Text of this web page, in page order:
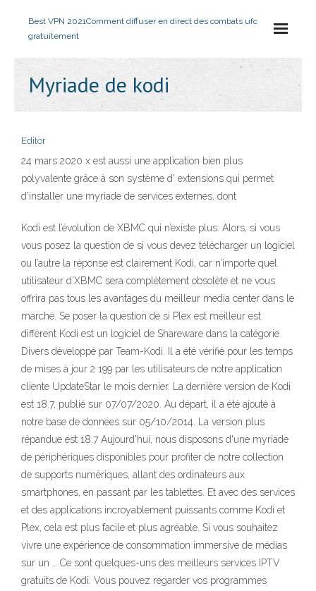
Best VPN 2021Comment diffuser en direct des combats ufc
gratuitement
Myriade de kodi
Editor
24 mars 2020 x est aussi une application bien plus
polyvalente grâce à son système d' extensions qui permet
d'installer une myriade de services externes, dont
Kodi est l’évolution de XBMC qui n’existe plus. Alors, si vous
vous posez la question de si vous devez télécharger un logiciel
ou l’autre la réponse est clairement Kodi, car n’importe quel
utilisateur d’XBMC sera complètement obsolète et ne vous
offrira pas tous les avantages du meilleur media center dans le
marché. Se poser la question de si Plex est meilleur est
différent Kodi est un logiciel de Shareware dans la catégorie
Divers développé par Team-Kodi. Il a été vérifié pour les temps
de mises à jour 2 199 par les utilisateurs de notre application
cliente UpdateStar le mois dernier. La dernière version de Kodi
est 18.7, publié sur 07/07/2020. Au départ, il a été ajouté à
notre base de données sur 05/10/2014. La version plus
répandue est 18.7 Aujourd'hui, nous disposons d'une myriade
de périphériques disponibles pour profiter de notre collection
de supports numériques, allant des ordinateurs aux
smartphones, en passant par les tablettes. Et avec des services
et des applications incroyablement puissants comme Kodi et
Plex, cela est plus facile et plus agréable. Si vous souhaitez
vivre une expérience de consommation immersive de médias
sur un … Ce sont quelques-uns des meilleurs services IPTV
gratuits de Kodi. Vous pouvez regarder vos programmes